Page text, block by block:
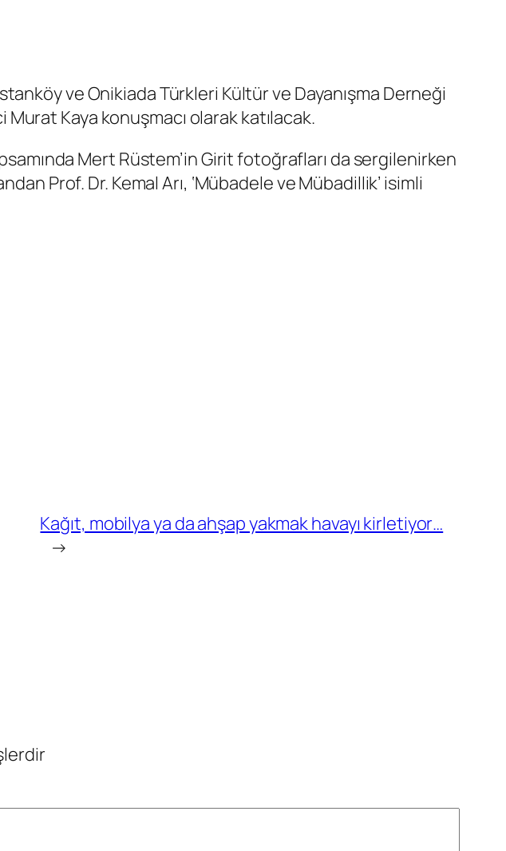
ve Onikiada Türkleri Kültür ve Dayanışma Derneği
Murat Kaya konuşmacı olarak katılacak.
Mert Rüstem’in Girit fotoğrafları da sergilenirken
Prof. Dr. Kemal Arı, ‘Mübadele ve Mübadillik’ isimli
Kağıt, mobilya ya da ahşap yakmak havayı kirletiyor…
→